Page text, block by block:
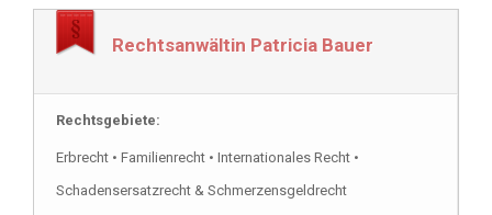
Rechtsanwältin Patricia Bauer
Rechtsgebiete:
Erbrecht • Familienrecht • Internationales Recht •
Schadensersatzrecht & Schmerzensgeldrecht